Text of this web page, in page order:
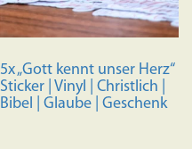
5x „Gott kennt unser Herz“
Sticker | Vinyl | Christlich |
Bibel | Glaube | Geschenk